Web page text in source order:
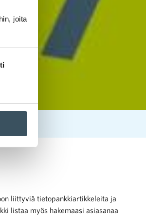
joita
liittyviä tietopankkiartikkeleita ja
listaa myös hakemaasi asiasanaa